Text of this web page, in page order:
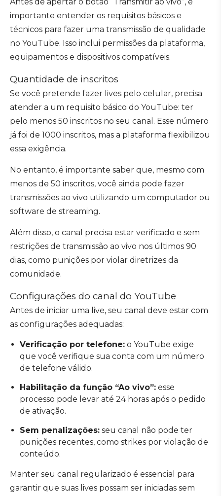
importante entender os requisitos básicos e
técnicos para fazer uma transmissão de qualidade
no YouTube. Isso inclui permissões da plataforma,
equipamentos e dispositivos compatíveis.
Quantidade de inscritos
Se você pretende fazer lives pelo celular, precisa
atender a um requisito básico do YouTube: ter
pelo menos 50 inscritos no seu canal. Esse número
já foi de 1000 inscritos, mas a plataforma flexibilizou
essa exigência.
No entanto, é importante saber que, mesmo com
menos de 50 inscritos, você ainda pode fazer
transmissões ao vivo utilizando um computador ou
software de streaming.
Além disso, o canal precisa estar verificado e sem
restrições de transmissão ao vivo nos últimos 90
dias, como punições por violar diretrizes da
comunidade.
Configurações do canal do YouTube
Antes de iniciar uma live, seu canal deve estar com
as configurações adequadas:
Verificação por telefone: o YouTube exige
que você verifique sua conta com um número
de telefone válido.
Habilitação da função “Ao vivo”: esse
processo pode levar até 24 horas após o pedido
de ativação.
Sem penalizações: seu canal não pode ter
punições recentes, como strikes por violação de
conteúdo.
Manter seu canal regularizado é essencial para
garantir que suas lives possam ser iniciadas sem